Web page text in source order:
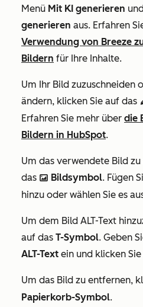
Menü Mit KI generieren
generieren aus. Erfahren
Verwendung von Breeze
Bildern für Ihre Inhalte.
Um Ihr Bild zuzuschneiden
ändern, klicken Sie auf das
Erfahren Sie mehr über die
Bildern in HubSpot.
Um das verwendete Bild
das insertImage ImageFfefe Bildsymbol. Fügen
hinzu oder wählen Sie es
Um dem Bild ALT-Text
auf das T-Symbol. Geben
ALT-Text ein und klicken
Um das Bild zu entfernen,
Papierkorb-Symbol.